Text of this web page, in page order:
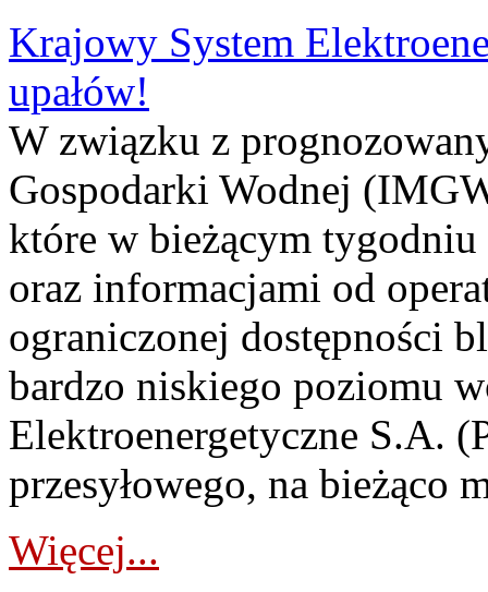
Krajowy System
upałów!
W związku z
Gospodarki Wodnej
które w bieżącym tygodniu
oraz informacjami od
ograniczonej dostępności
bardzo niskiego poziomu
Elektroenergetyczne S.A.
przesyłowego, na bieżąco
Więcej...